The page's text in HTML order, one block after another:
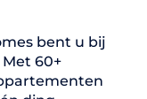
bent u bij
60+